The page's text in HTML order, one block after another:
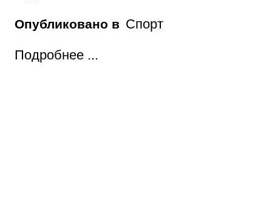
Опубликовано в Спорт
Подробнее ...